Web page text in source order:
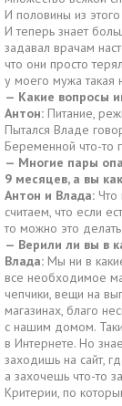
И половины из
И теперь знает
задавал врачам
что они просто
у моего мужа такая
— Какие вопросы
Антон: Питание,
Пытался Владе
Беременной что-то
— Многие пары
9 месяцев, а вы
Антон и Влада: Что
считаем, что если
то можно это
— Верили ли вы в
Влада: Мы ни в
все необходимое
чепчики, вещи на
магазинах, благо
с нашим домом.
в Интернете. Но
заходишь на сайт,
а захочешь что-то
Критерии, по